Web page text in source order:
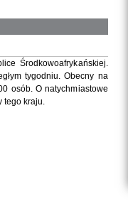
Środkowoafrykańskiej.
tygodniu. Obecny na
osób. O natychmiastowe
tego kraju.